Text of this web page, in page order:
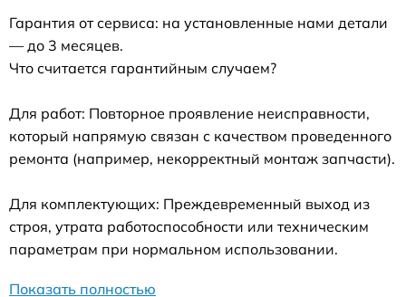
Гарантия от сервиса: на установленные нами детали
— до 3 месяцев.
Что считается гарантийным случаем?
Для работ: Повторное проявление неисправности,
который напрямую связан с качеством проведенного
ремонта (например, некорректный монтаж запчасти).
Для комплектующих: Преждевременный выход из
строя, утрата работоспособности или техническим
параметрам при нормальном использовании.
Показать полностью